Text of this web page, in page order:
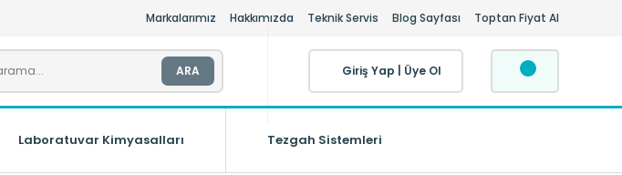
Markalarımız Hakkımızda Teknik Servis Blog Sayfası Toptan Fiyat Al
ARA Giriş Yap Üye Ol
Laboratuvar Kimyasalları Tezgah Sistemleri